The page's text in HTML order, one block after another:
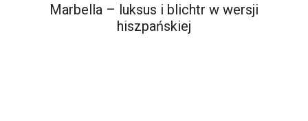
Marbella – luksus i blichtr w wersji
hiszpańskiej